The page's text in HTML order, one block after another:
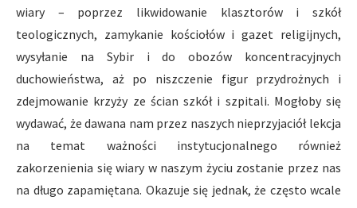
wiary – poprzez likwidowanie klasztorów i szkół
teologicznych, zamykanie kościołów i gazet religijnych,
wysyłanie na Sybir i do obozów koncentracyjnych
duchowieństwa, aż po niszczenie figur przydrożnych i
zdejmowanie krzyży ze ścian szkół i szpitali. Mogłoby się
wydawać, że dawana nam przez naszych nieprzyjaciół lekcja
na temat ważności instytucjonalnego również
zakorzenienia się wiary w naszym życiu zostanie przez nas
na długo zapamiętana. Okazuje się jednak, że często wcale